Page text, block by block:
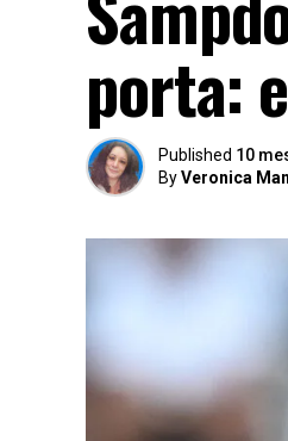
porta:
Published 10
ByVeronica